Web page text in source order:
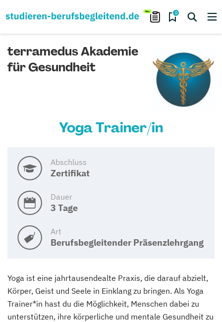
0
terramedus Akademie
für Gesundheit
Yoga Trainer/in
Abschluss
Zertifikat
Dauer
3 Tage
Art
Berufsbegleitender Präsenzlehrgang
Yoga ist eine jahrtausendealte Praxis, die darauf abzielt,
Körper, Geist und Seele in Einklang zu bringen. Als Yoga
Trainer*in hast du die Möglichkeit, Menschen dabei zu
unterstützen, ihre körperliche und mentale Gesundheit zu